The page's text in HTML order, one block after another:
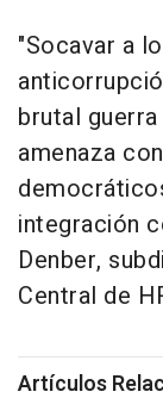
"Socavar a
brutal
amenaza
integración
Denber,
Central de
Artículos